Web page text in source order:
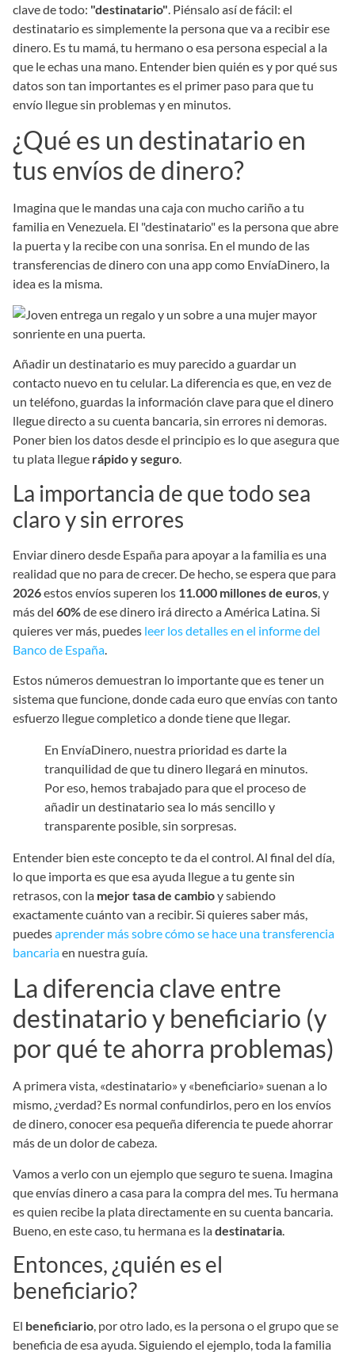
clave de todo: "destinatario". Piénsalo así de fácil: el
destinatario es simplemente la persona que va a recibir ese
dinero. Es tu mamá, tu hermano o esa persona especial a la
que le echas una mano. Entender bien quién es y por qué sus
datos son tan importantes es el primer paso para que tu
envío llegue sin problemas y en minutos.
¿Qué es un destinatario en
tus envíos de dinero?
Imagina que le mandas una caja con mucho cariño a tu
familia en Venezuela. El "destinatario" es la persona que abre
la puerta y la recibe con una sonrisa. En el mundo de las
transferencias de dinero con una app como EnvíaDinero, la
idea es la misma.
Añadir un destinatario es muy parecido a guardar un
contacto nuevo en tu celular. La diferencia es que, en vez de
un teléfono, guardas la información clave para que el dinero
llegue directo a su cuenta bancaria, sin errores ni demoras.
Poner bien los datos desde el principio es lo que asegura que
tu plata llegue rápido y seguro.
La importancia de que todo sea
claro y sin errores
Enviar dinero desde España para apoyar a la familia es una
realidad que no para de crecer. De hecho, se espera que para
2026estos envíos superen los 11.000 millones de euros , y
más del 60%de ese dinero irá directo a América Latina. Si
quieres ver más, puedes leer los detalles en el informe del
Banco de España
Estos números demuestran lo importante que es tener un
sistema que funcione, donde cada euro que envías con tanto
esfuerzo llegue completico a donde tiene que llegar.
En EnvíaDinero, nuestra prioridad es darte la
tranquilidad de que tu dinero llegará en minutos.
Por eso, hemos trabajado para que el proceso de
añadir un destinatario sea lo más sencillo y
transparente posible, sin sorpresas.
Entender bien este concepto te da el control. Al final del día,
lo que importa es que esa ayuda llegue a tu gente sin
retrasos, con la mejor tasa de cambioy sabiendo
exactamente cuánto van a recibir. Si quieres saber más,
puedesaprender más sobre cómo se hace una transferencia
bancariaen nuestra guía.
La diferencia clave entre
destinatario y beneficiario (y
por qué te ahorra problemas)
A primera vista, «destinatario» y «beneficiario» suenan a lo
mismo, ¿verdad? Es normal confundirlos, pero en los envíos
de dinero, conocer esa pequeña diferencia te puede ahorrar
más de un dolor de cabeza.
Vamos a verlo con un ejemplo que seguro te suena. Imagina
que envías dinero a casa para la compra del mes. Tu hermana
es quien recibe la plata directamente en su cuenta bancaria.
Bueno, en este caso, tu hermana es ladestinataria
Entonces, ¿quién es el
beneficiario?
El beneficiario, por otro lado, es la persona o el grupo que se
beneficia de esa ayuda. Siguiendo el ejemplo, toda la familia